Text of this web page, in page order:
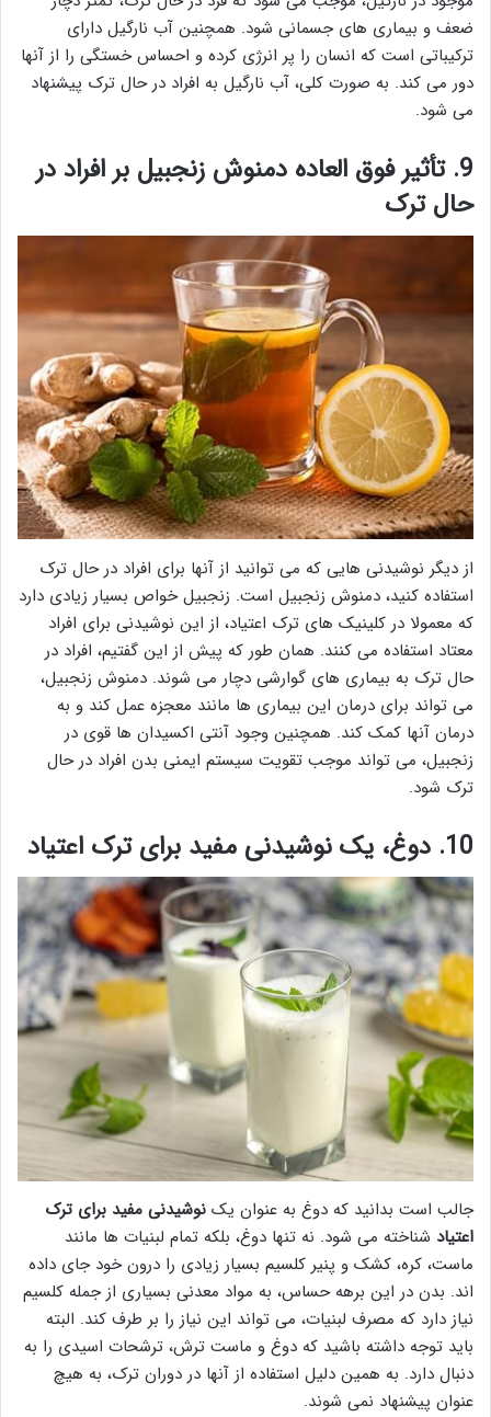
ضعف و بیماری های جسمانی شود. همچنین آب نارگیل دارای
ترکیباتی است که انسان را پر انرژی کرده و احساس خستگی را از آنها
دور می کند. به صورت کلی، آب نارگیل به افراد در حال ترک پیشنهاد
می شود.
9. تأثیر فوق العاده دمنوش زنجبیل بر افراد در
حال ترک
از دیگر نوشیدنی هایی که می توانید از آنها برای افراد در حال ترک
استفاده کنید، دمنوش زنجبیل است. زنجبیل خواص بسیار زیادی دارد
که معمولا در کلینیک های ترک اعتیاد، از این نوشیدنی برای افراد
معتاد استفاده می کنند. همان طور که پیش از این گفتیم، افراد در
حال ترک به بیماری های گوارشی دچار می شوند. دمنوش زنجبیل،
می تواند برای درمان این بیماری ها مانند معجزه عمل کند و به
درمان آنها کمک کند. همچنین وجود آنتی اکسیدان ها قوی در
زنجبیل، می تواند موجب تقویت سیستم ایمنی بدن افراد در حال
ترک شود.
10. دوغ، یک نوشیدنی مفید برای ترک اعتیاد
جالب است بدانید که دوغ به عنوان یک نوشیدنی مفید برای ترک
اعتیاد شناخته می شود. نه تنها دوغ، بلکه تمام لبنیات ها مانند
ماست، کره، کشک و پنیر کلسیم بسیار زیادی را درون خود جای داده
اند. بدن در این برهه حساس، به مواد معدنی بسیاری از جمله کلسیم
نیاز دارد که مصرف لبنیات، می تواند این نیاز را بر طرف کند. البته
باید توجه داشته باشید که دوغ و ماست ترش، ترشحات اسیدی را به
دنبال دارد. به همین دلیل استفاده از آنها در دوران ترک، به هیچ
عنوان پیشنهاد نمی شوند.